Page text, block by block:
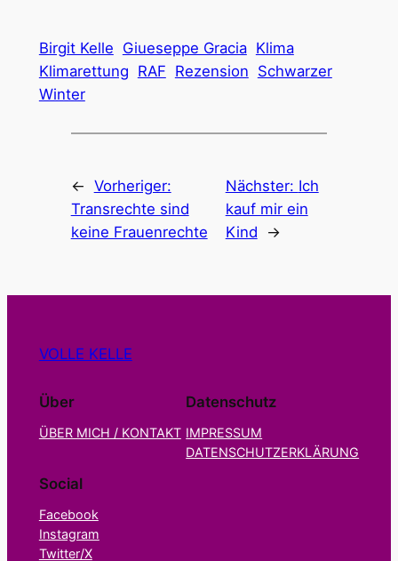
Birgit Kelle Giueseppe Gracia Klima
Klimarettung RAF Rezension Schwarzer
Winter
← Vorheriger:
Transrechte sind
keine Frauenrechte
Nächster: Ich
kauf mir ein
Kind
→
VOLLE KELLE
Über
ÜBER MICH / KONTAKT
Datenschutz
IMPRESSUM
DATENSCHUTZERKLÄRUNG
Social
Facebook
Instagram
Twitter/X